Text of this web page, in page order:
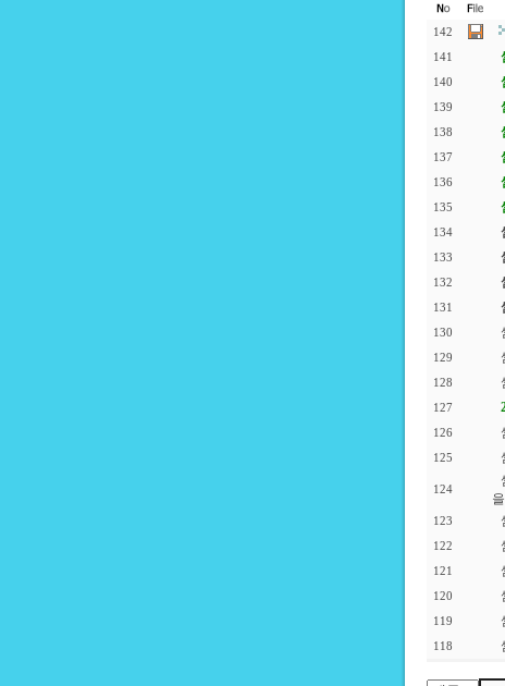
142
141
140
139
138
137
136
135
134
133
132
131
130
129
128
127
126
125
124
123
122
121
120
119
118